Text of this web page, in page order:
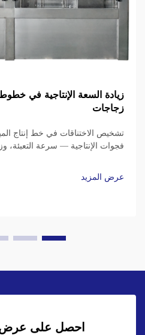
زيادة السعة الإنتاجية في خطوط
زجاجات
تشخيص الاختناقات في خط إنتاج
فجوات الإنتاجية — سرعة التعبئة،
ابدأ مقارنةً…
عرض المزيد
احصل على